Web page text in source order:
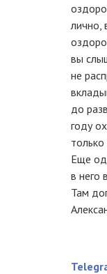
лично,
вы
не
до
году
Еще
в него
Там